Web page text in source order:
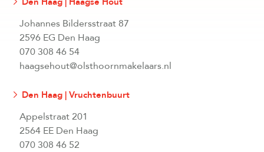
Johannes Bildersstraat 87
2596 EG Den Haag
070 308 46 54
haagsehout@olsthoornmakelaars.nl
Den Haag | Vruchtenbuurt
Appelstraat 201
2564 EE Den Haag
070 308 46 52